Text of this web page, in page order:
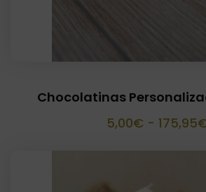
Chocolatinas
5,00€ - 175,95